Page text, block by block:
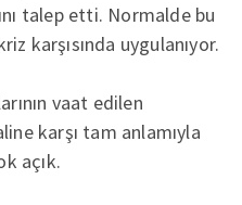
talep etti. Normalde bu
karşısında uygulanıyor.
vaat edilen
karşı tam anlamıyla
açık.